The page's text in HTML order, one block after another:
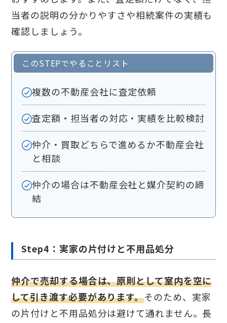
当者の説明の分かりやすさや相続案件の実績も
確認しましょう。
このSTEPでやることリスト
複数の不動産会社に査定依頼
査定額・担当者の対応・実績を比較検討
仲介・買取どちらで進めるか不動産会社
と相談
仲介の場合は不動産会社と媒介契約の締
結
Step4：実家の片付けと不用品処分
仲介で売却する場合は、原則として室内を空に
して引き渡す必要があります。そのため、実家
の片付けと不用品処分は避けて通れません。長